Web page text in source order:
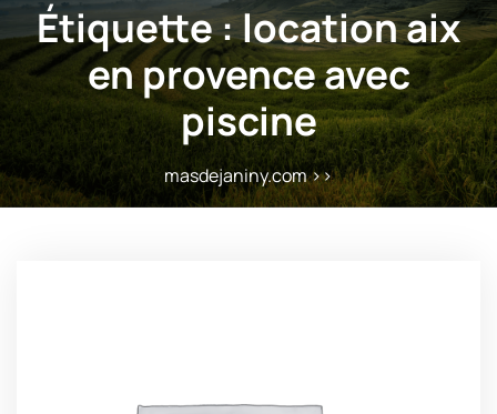
Étiquette :location aix
en provence avec
piscine
masdejaniny.com>>